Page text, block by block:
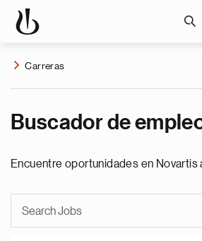
Carreras
Buscador de
Encuentre oportunidades en Novartis